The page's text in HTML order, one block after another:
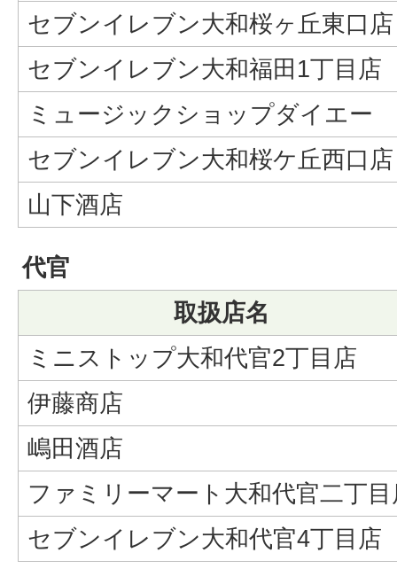
セブンイレブン大和桜ヶ丘東口店
セブンイレブン大和福田1丁目店
ミュージックショップダイエー
セブンイレブン大和桜ケ丘西口店
山下酒店
代官
取扱店名
ミニストップ大和代官2丁目店
伊藤商店
嶋田酒店
ファミリーマート大和代官二丁目
セブンイレブン大和代官4丁目店